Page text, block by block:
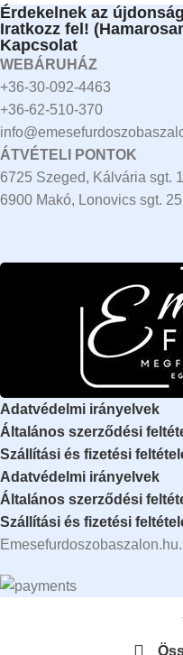
Érdekelnek az
Iratkozz fel!
Kapcsolat
WEBÁRUHÁZ
+36-30-092-4463
+36-62-510-370
ÁTVÉTELI PONTOK
6725 Szeged, Kálvária sgt.
6900 Makó, Lonovics sgt.
Adatvédelmi irányelvek
Általános szerződési
Szállítási és fizetési
Adatvédelmi irányelvek
Általános szerződési
Szállítási és fizetési